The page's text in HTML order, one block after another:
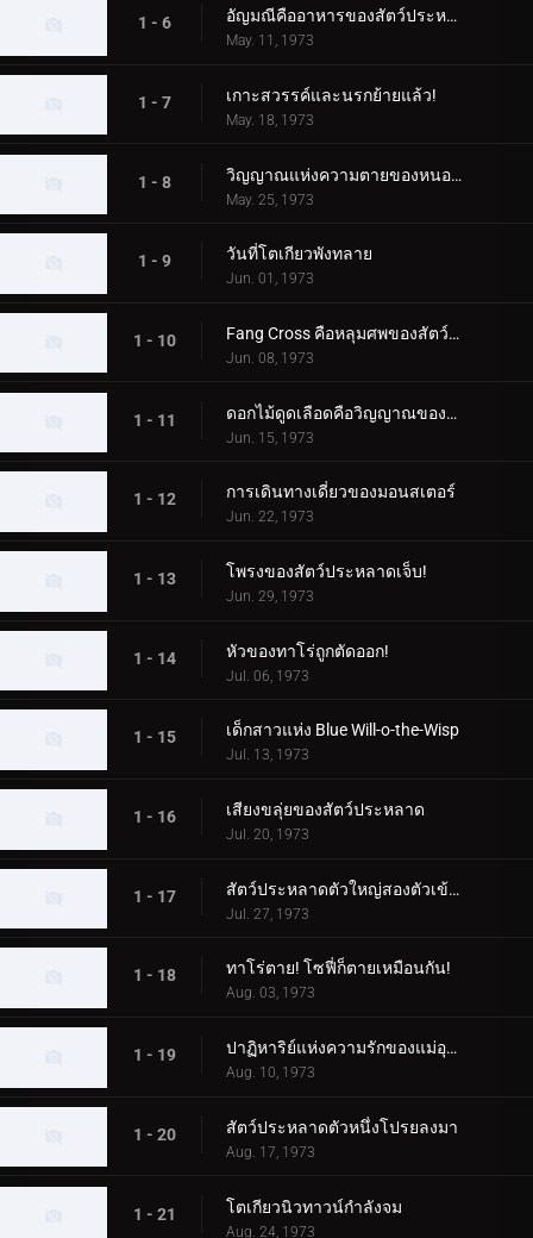
1 - 6 อัญมณีคืออาหารของสัตว์ประหลาด!
May. 11, 1973
1 - 7 เกาะสวรรค์และนรกย้ายแล้ว!
May. 18, 1973
1 - 8 วิญญาณแห่งความตายของหนองน้ำกินคน
May. 25, 1973
1 - 9 วันที่โตเกียวพังทลาย
Jun. 01, 1973
1 - 10 Fang Cross คือหลุมศพของสัตว์ประหลาด!
Jun. 08, 1973
1 - 11 ดอกไม้ดูดเลือดคือวิญญาณของเด็กสาว
Jun. 15, 1973
1 - 12 การเดินทางเดี่ยวของมอนสเตอร์
Jun. 22, 1973
1 - 13 โพรงของสัตว์ประหลาดเจ็บ!
Jun. 29, 1973
1 - 14 หัวของทาโร่ถูกตัดออก!
Jul. 06, 1973
1 - 15 เด็กสาวแห่ง Blue Will-o-the-Wisp
Jul. 13, 1973
1 - 16 เสียงขลุ่ยของสัตว์ประหลาด
Jul. 20, 1973
1 - 17 สัตว์ประหลาดตัวใหญ่สองตัวเข้าใกล้ทาโร่!
Jul. 27, 1973
1 - 18 ทาโร่ตาย! โซฟี่ก็ตายเหมือนกัน!
Aug. 03, 1973
1 - 19 ปาฏิหาริย์แห่งความรักของแม่อุลตร้า!
Aug. 10, 1973
1 - 20 สัตว์ประหลาดตัวหนึ่งโปรยลงมา
Aug. 17, 1973
1 - 21 โตเกียวนิวทาวน์กำลังจม
Aug. 24, 1973